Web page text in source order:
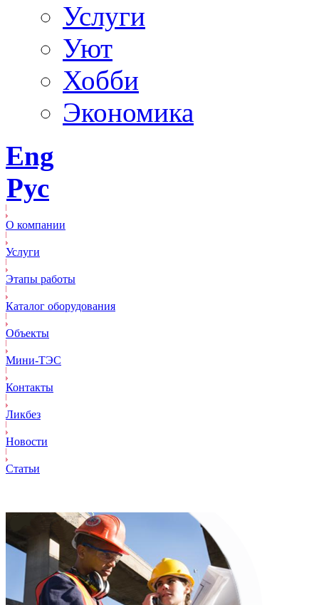
Услуги
Уют
Хобби
Экономика
Eng
Рус
О компании
Услуги
Этапы работы
Каталог оборудования
Объекты
Mини-ТЭС
Контакты
Ликбез
Новости
Статьи